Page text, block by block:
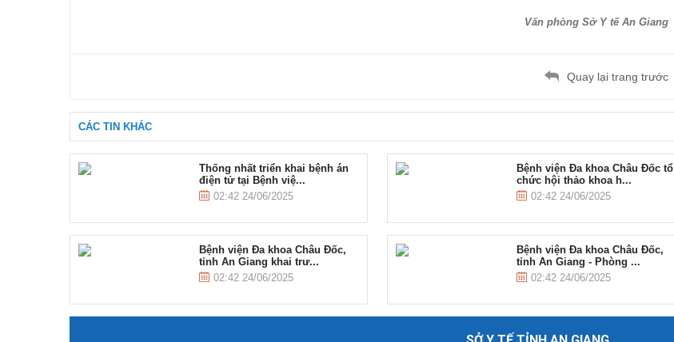
Văn phòng Sở Y tế An Giang
Quay lại trang trước
CÁC TIN KHÁC
Bệnh viện Đa khoa Châu Đốc tổ
chức hội thảo khoa h...
02:42 24/06/2025
Thống nhất triển khai bệnh án
điện tử tại Bệnh việ...
02:42 24/06/2025
Bệnh viện Đa khoa Châu Đốc,
tỉnh An Giang - Phòng ...
02:42 24/06/2025
Bệnh viện Đa khoa Châu Đốc,
tỉnh An Giang khai trư...
02:42 24/06/2025